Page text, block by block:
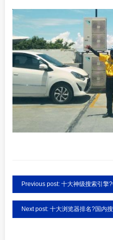
Previous post: 十大神级搜索引擎
Next post: 十大浏览器排名?国内